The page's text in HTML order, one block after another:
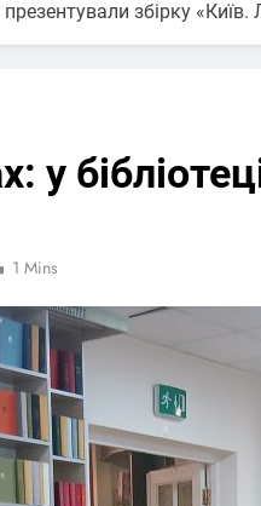
презентували збірку
у
1 Mins